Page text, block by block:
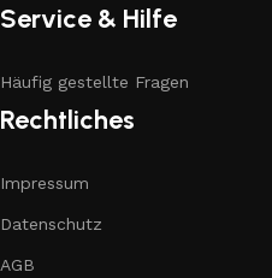
Service & Hilfe
Häufig gestellte Fragen
Rechtliches
Impressum
Datenschutz
AGB